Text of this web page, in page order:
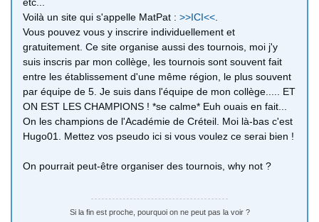
Voilà un site qui s'appelle MatPat : >>ICI<<
Vous pouvez vous y inscrire individuellement et
gratuitement. Ce site organise aussi des tournois, moi j'y
suis inscris par mon collège, les tournois sont souvent fait
entre les établissement d'une même région, le plus souvent
par équipe de 5. Je suis dans l'équipe de mon collège..... ET
ON EST LES CHAMPIONS ! *se calme* Euh ouais en fait...
On les champions de l'Académie de Créteil. Moi là-bas c'est
Hugo01. Mettez vos pseudo ici si vous voulez ce serai bien !
On pourrait peut-être organiser des tournois, why not ?
Si la fin est proche, pourquoi on ne peut pas la voir ?